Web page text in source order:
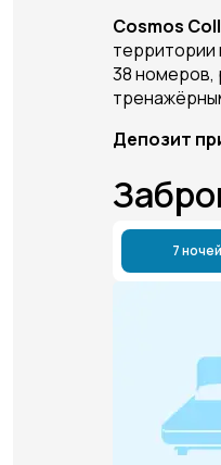
Cosmos
территории
38 номеров,
Депозит
7 ночей